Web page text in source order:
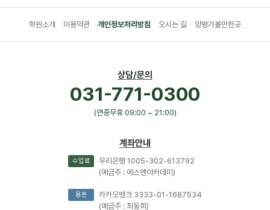
학원소개 이용약관 개인정보처리방침 오시는 길 양평가볼만한곳
상담/문의
031-771-0300
(연중무휴 09:00 ~ 21:00)
계좌안내
수업료
우리은행 1005-302-613792
(예금주 : 에스엔아카데미)
용돈
카카오뱅크 3333-01-1687534
(예금주 : 최동희)